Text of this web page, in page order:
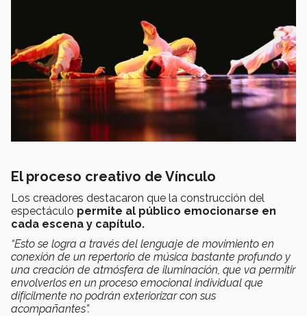
El proceso creativo de Vínculo
Los creadores destacaron que la construcción del
espectáculo permite al público emocionarse en
cada escena y capítulo.
“Esto se logra a través del lenguaje de movimiento en
conexión de un repertorio de música bastante profundo y
una creación de atmósfera de iluminación, que va permitir
envolverlos en un proceso emocional individual que
difícilmente no podrán exteriorizar con sus
acompañantes”.